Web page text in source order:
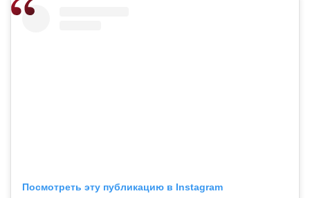
Посмотреть эту публикацию в Instagram